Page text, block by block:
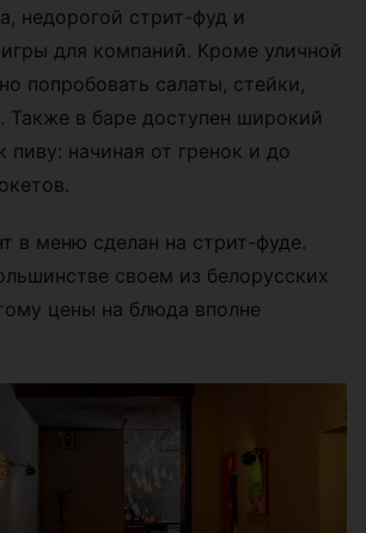
недорогой стрит-фуд и
для компаний. Кроме уличной
попробовать салаты, стейки,
Также в баре доступен широкий
пиву: начиная от гренок и до
в меню сделан на стрит-фуде.
своем из белорусских
цены на блюда вполне